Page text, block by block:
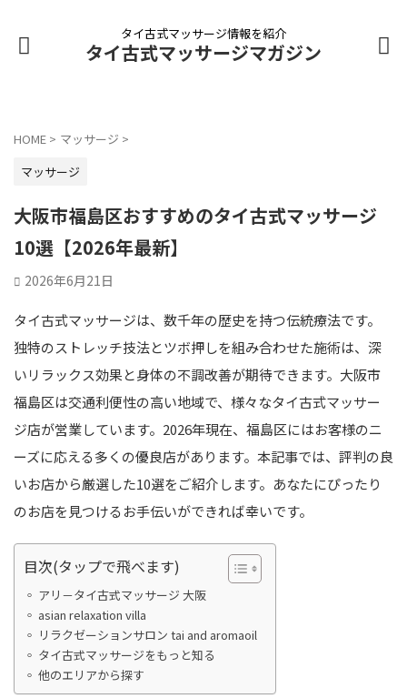
タイ古式マッサージ情報を紹介
タイ古式マッサージマガジン
HOME > マッサージ >
マッサージ
大阪市福島区おすすめのタイ古式マッサージ
10選【2026年最新】
2026年6月21日
タイ古式マッサージは、数千年の歴史を持つ伝統療法です。
独特のストレッチ技法とツボ押しを組み合わせた施術は、深
いリラックス効果と身体の不調改善が期待できます。大阪市
福島区は交通利便性の高い地域で、様々なタイ古式マッサー
ジ店が営業しています。2026年現在、福島区にはお客様のニ
ーズに応える多くの優良店があります。本記事では、評判の良
いお店から厳選した10選をご紹介します。あなたにぴったり
のお店を見つけるお手伝いができれば幸いです。
目次(タップで飛べます)
アリ－タイ古式マッサージ 大阪
asian relaxation villa
リラクゼーションサロン tai and aromaoil
タイ古式マッサージをもっと知る
他のエリアから探す